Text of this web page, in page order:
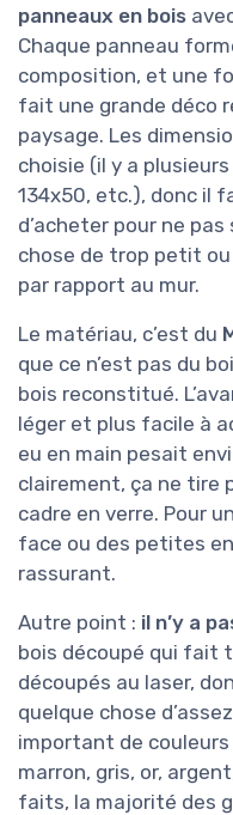
panneaux en bois
Chaque panneau
composition, et une
fait une grande déco
paysage. Les
choisie (il y a
134x50, etc.), donc il
d’acheter pour ne
chose de trop petit
par rapport au mur.
Le matériau, c’est du
que ce n’est pas du
bois reconstitué.
léger et plus facile à
eu en main pesait
clairement, ça ne tire
cadre en verre. Pour
face ou des petites
rassurant.
Autre point : il n’y a
bois découpé qui fait
découpés au laser,
quelque chose
important de couleurs
marron, gris, or,
faits, la majorité des